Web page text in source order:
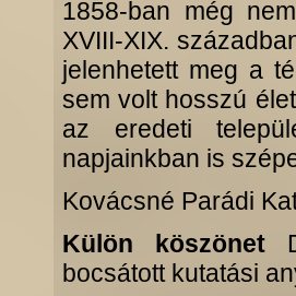
1858-ban még
XVIII-XIX.
jelenhetett meg a
sem volt hosszú
az eredeti
napjainkban is
Kovácsné Parádi
Külön köszönet
bocsátott kutatási